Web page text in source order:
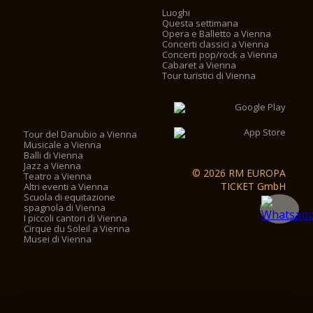
Luoghi
Questa settimana
Opera e Balletto a Vienna
Concerti classici a Vienna
Concerti pop/rock a Vienna
Cabaret a Vienna
Tour turistici di Vienna
Tour del Danubio a Vienna
Musicale a Vienna
Balli di Vienna
Jazz a Vienna
Teatro a Vienna
Altri eventi a Vienna
Scuola di equitazione
spagnola di Vienna
I piccoli cantori di Vienna
Cirque du Soleil a Vienna
Musei di Vienna
© 2026 RM EUROPA
TICKET GmbH